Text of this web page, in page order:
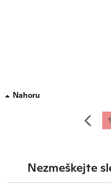
Nahoru
1
Nezmeškejte